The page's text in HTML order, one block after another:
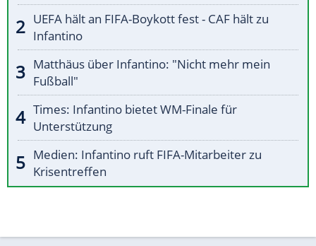
UEFA hält an FIFA-Boykott fest - CAF hält zu
Infantino
Matthäus über Infantino: "Nicht mehr mein
Fußball"
Times: Infantino bietet WM-Finale für
Unterstützung
Medien: Infantino ruft FIFA-Mitarbeiter zu
Krisentreffen